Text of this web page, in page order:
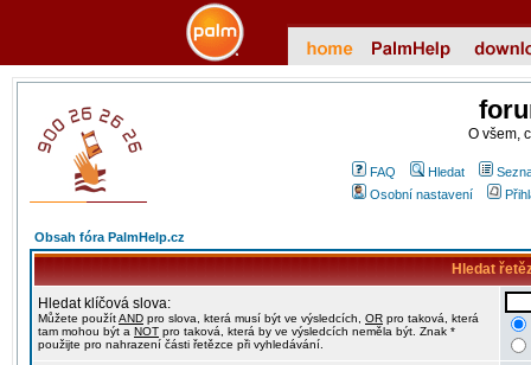
O všem,
FAQ Hledat
Osobní nastavení
Obsah fóra PalmHelp.cz
Hledat
Hledat klíčová slova:
Můžete použítAND pro slova, která musí být ve výsledcích, OR pro taková, která
tam mohou být a NOT pro taková, která by ve výsledcích neměla být. Znak *
použijte pro nahrazení části řetězce při vyhledávání.